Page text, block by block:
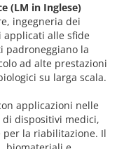
(LM in Inglese)
ingegneria dei
applicati alle sfide
padroneggiano la
ad alte prestazioni
su larga scala.
applicazioni nelle
dispositivi medici,
per la riabilitazione. Il